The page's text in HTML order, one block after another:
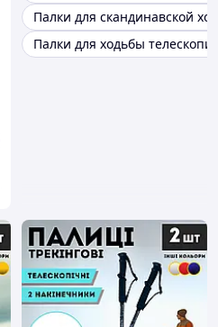
Палки для скандинавской
Палки для ходьбы